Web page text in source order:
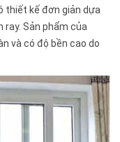
thiết kế đơn giản dựa
Sản phẩm của
và có độ bền cao do